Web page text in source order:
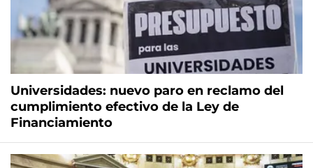
Universidades: nuevo paro en reclamo del
cumplimiento efectivo de la Ley de
Financiamiento